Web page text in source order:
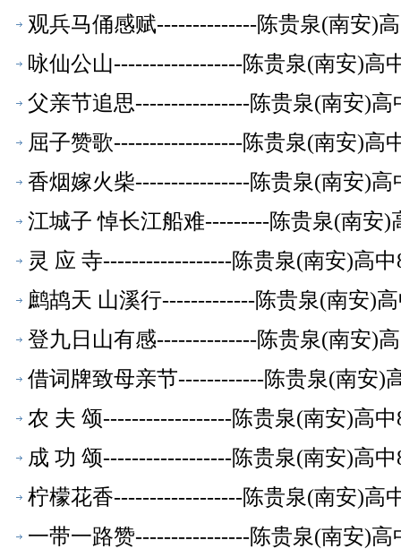
观兵马俑感赋--------------陈贵泉(南安)
咏仙公山------------------陈贵泉(南安)高
父亲节追思----------------陈贵泉(南安)高
屈子赞歌------------------陈贵泉(南安)高
香烟嫁火柴----------------陈贵泉(南安)高
江城子 悼长江船难---------陈贵泉(南安)
灵 应 寺------------------陈贵泉(南安)高
鹧鸪天 山溪行-------------陈贵泉(南安)
登九日山有感--------------陈贵泉(南安)
借词牌致母亲节------------陈贵泉(南安)
农 夫 颂------------------陈贵泉(南安)高
成 功 颂------------------陈贵泉(南安)高
柠檬花香------------------陈贵泉(南安)高
一带一路赞----------------陈贵泉(南安)高